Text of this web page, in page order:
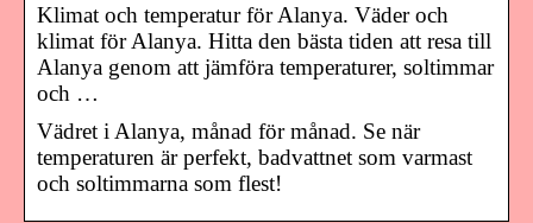
Klimat och temperatur för Alanya. Väder och
klimat för Alanya. Hitta den bästa tiden att resa till
Alanya genom att jämföra temperaturer, soltimmar
och …
Vädret i Alanya, månad för månad. Se när
temperaturen är perfekt, badvattnet som varmast
och soltimmarna som flest!